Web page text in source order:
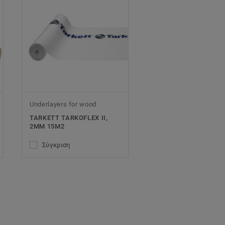
Underlayers for wood
TARKETT TARKOFLEX II,
2MM 15M2
Σύγκριση